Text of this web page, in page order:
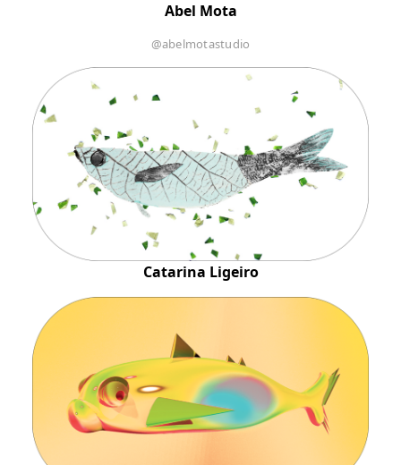
Abel Mota
@abelmotastudio
Catarina Ligeiro